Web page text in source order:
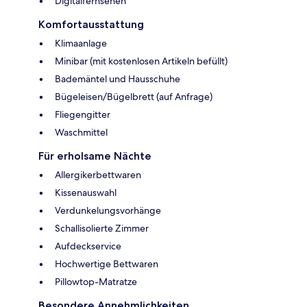
Komfortausstattung
Klimaanlage
Minibar (mit kostenlosen Artikeln befüllt)
Bademäntel und Hausschuhe
Bügeleisen/Bügelbrett (auf Anfrage)
Fliegengitter
Waschmittel
Für erholsame Nächte
Allergikerbettwaren
Kissenauswahl
Verdunkelungsvorhänge
Schallisolierte Zimmer
Aufdeckservice
Hochwertige Bettwaren
Pillowtop-Matratze